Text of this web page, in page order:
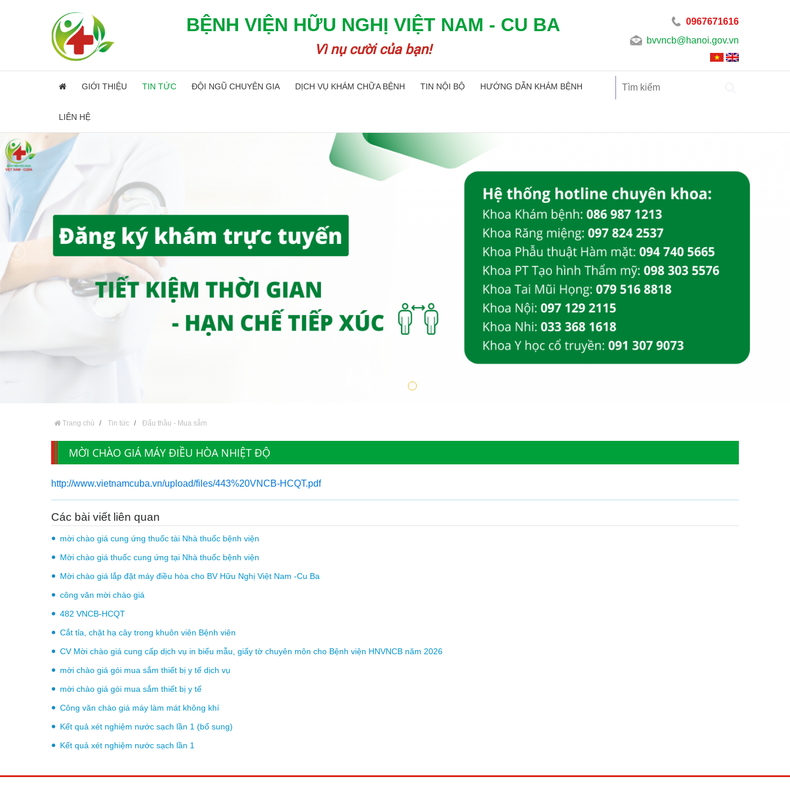
BỆNH VIỆN HỮU NGHỊ VIỆT NAM - CU BA
Vì nụ cười của bạn!
0967671616
bvvncb@hanoi.gov.vn
GIỚI THIỆU TIN TỨC ĐỘI NGŨ CHUYÊN GIA DỊCH VỤ KHÁM CHỮA BỆNH TIN NỘI BỘ HƯỚNG DẪN KHÁM BỆNH
LIÊN HỆ
Trang chủ Tin tức Đấu thầu - Mua sắm
MỜI CHÀO GIÁ MÁY ĐIỀU HÒA NHIỆT ĐỘ
http://www.vietnamcuba.vn/upload/files/443%20VNCB-HCQT.pdf
Các bài viết liên quan
mời chào giá cung ứng thuốc tài Nhà thuốc bệnh viện
Mời chào giá thuốc cung ứng tại Nhà thuốc bệnh viện
Mời chào giá lắp đặt máy điều hòa cho BV Hữu Nghị Việt Nam -Cu Ba
công văn mời chào giá
482 VNCB-HCQT
Cắt tỉa, chặt hạ cây trong khuôn viên Bệnh viên
CV Mời chào giá cung cấp dịch vụ in biểu mẫu, giấy tờ chuyên môn cho Bệnh viện HNVNCB năm 2026
mời chào giá gói mua sắm thiết bị y tế dịch vụ
mời chào giá gói mua sắm thiết bị y tế
Công văn chào giá máy làm mát không khí
Kết quả xét nghiệm nước sạch lần 1 (bổ sung)
Kết quả xét nghiệm nước sạch lần 1